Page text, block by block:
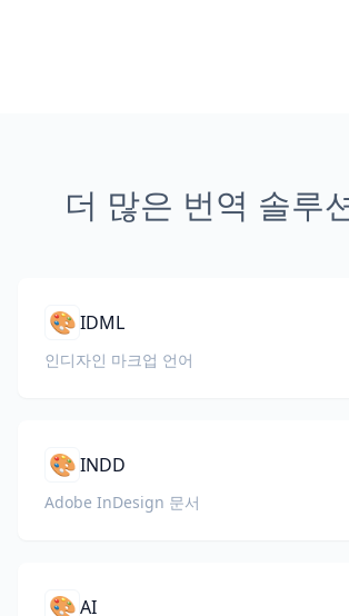
더 많은 번역 솔루
🎨IDML
인디자인 마크업 언어
🎨INDD
Adobe InDesign 문서
🎨AI